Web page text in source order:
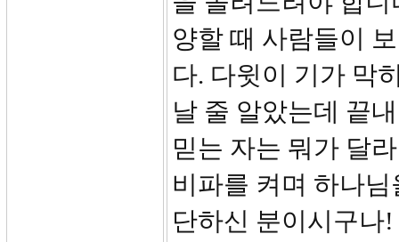
양할 때 사람들이
다. 다윗이 기가 막
날 줄 알았는데 끝
믿는 자는 뭐가 달
비파를 켜며 하나
단하신 분이시구나